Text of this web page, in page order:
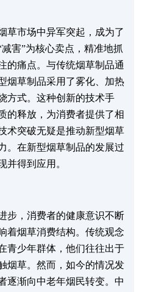
草市场中异军突起，成为了
害”为核心卖点，精准地抓
的痛点。与传统烟草制品通
烟草制品采用了雾化、加热
方式。这种创新的技术手
的释放，为消费者提供了相
术突破无疑是推动新型烟草
。在新型烟草制品的发展过
并得到应用。
步，消费者的健康意识不断
着烟草消费结构。传统观念
青少年群体，他们往往出于
烟草。然而，如今的情况发
逐渐向中老年烟民转变。中